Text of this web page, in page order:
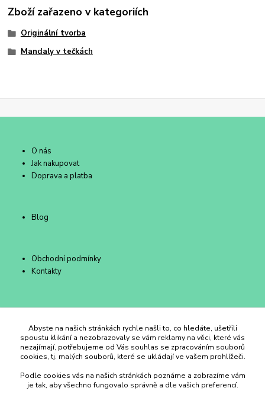
Zboží zařazeno v kategoriích
Originální tvorba
Mandaly v tečkách
O nás
Jak nakupovat
Doprava a platba
Blog
Obchodní podmínky
Kontakty
Duhový Ateliér Kroměříž
+420 734 258 002
duhovyatelier@email.cz
Abyste na našich stránkách rychle našli to, co hledáte, ušetřili
spoustu klikání a nezobrazovaly se vám reklamy na věci, které vás
nezajímají, potřebujeme od Vás souhlas se zpracováním souborů
cookies, tj. malých souborů, které se ukládají ve vašem prohlížeči.
Podle cookies vás na našich stránkách poznáme a zobrazíme vám
je tak, aby všechno fungovalo správně a dle vašich preferencí.